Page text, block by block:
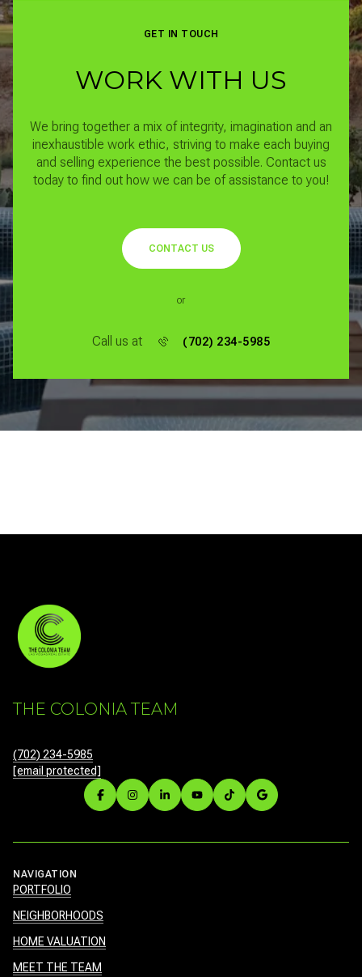
GET IN TOUCH
WORK WITH US
We bring together a mix of integrity, imagination and an
inexhaustible work ethic, striving to make each buying
and selling experience the best possible. Contact us
today to find out how we can be of assistance to you!
CONTACT US
or
Call us at (702) 234-5985
THE COLONIA TEAM
(702) 234-5985
[email protected]
NAVIGATION
PORTFOLIO
NEIGHBORHOODS
HOME VALUATION
MEET THE TEAM